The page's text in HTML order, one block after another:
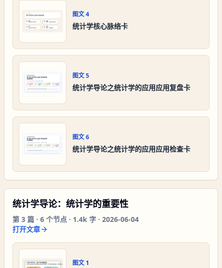
图文4
统计学核心脉络卡
图文5
统计学导论之统计学的应用应用复盘卡
图文6
统计学导论之统计学的应用应用检查卡
统计学导论：统计学的重要性
第 3 篇 · 6 个节点 · 1.4k 字 · 2026-06-04
打开文章
图文 1